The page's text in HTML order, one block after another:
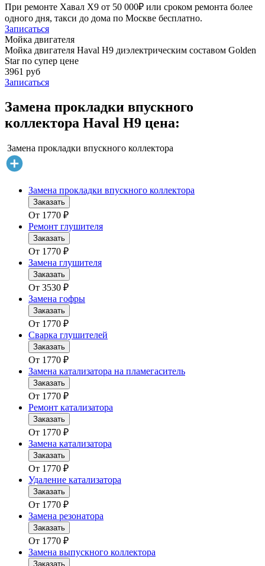
При ремонте Хавал Х9 от 50 000₽ или сроком ремонта более
одного дня, такси до дома по Москве бесплатно.
Записаться
Мойка двигателя
Мойка двигателя Haval H9 диэлектрическим составом Golden
Star по супер цене
3961 руб
Записаться
Замена прокладки впускного
коллектора Haval H9 цена:
Замена прокладки впускного коллектора
Замена прокладки впускного коллектора
Заказать
От 1770 ₽
Ремонт глушителя
Заказать
От 1770 ₽
Замена глушителя
Заказать
От 3530 ₽
Замена гофры
Заказать
От 1770 ₽
Сварка глушителей
Заказать
От 1770 ₽
Замена катализатора на пламегаситель
Заказать
От 1770 ₽
Ремонт катализатора
Заказать
От 1770 ₽
Замена катализатора
Заказать
От 1770 ₽
Удаление катализатора
Заказать
От 1770 ₽
Замена резонатора
Заказать
От 1770 ₽
Замена выпускного коллектора
Заказать